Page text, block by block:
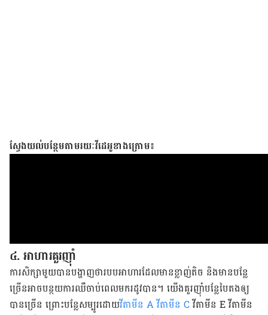
ស្វែងយល់បន្ថែមតាមរយៈវីដេអូខាងក្រោម៖
៤. អាហារ​គួរ​ញ៉ាំ
ការ​សិក្សា​មួយ​បាន​បង្ហាញ​ថា​របប​អាហារ​ដែល​មាន​ខ្លាញ់​តិច និង​មាន​បន្លែ​
ច្រើន​អាច​បន្ថយ​ការ​ឈឺចាប់​ពេល​មក​រដូវ​បាន។ យើង​គួរ​ញ៉ាំ​បន្លែ​បៃតង​ឲ្យ​
បាន​ច្រើន ព្រោះ​បន្លែ​សម្បូរ​ដោយ​វីតាមីន Aវីតាមីន Cវីតាមីន E វីតាមីន